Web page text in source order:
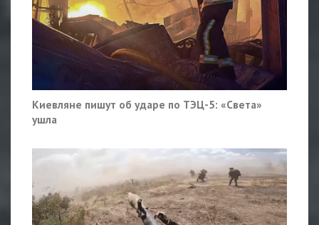
Киевляне пишут об ударе по ТЭЦ-5: «Света»
ушла